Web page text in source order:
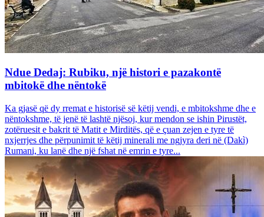
Ndue Dedaj: Rubiku, një histori e pazakontë
mbitokë dhe nëntokë
Ka gjasë që dy rremat e historisë së këtij vendi, e mbitokshme dhe e
nëntokshme, të jenë të lashtë njësoj, kur mendon se ishin Pirustët,
zotëruesit e bakrit të Matit e Mirditës, që e çuan zejen e tyre të
nxjerrjes dhe përpunimit të këtij minerali me ngjyra deri në (Dakì)
Rumani, ku lanë dhe një fshat në emrin e tyre...